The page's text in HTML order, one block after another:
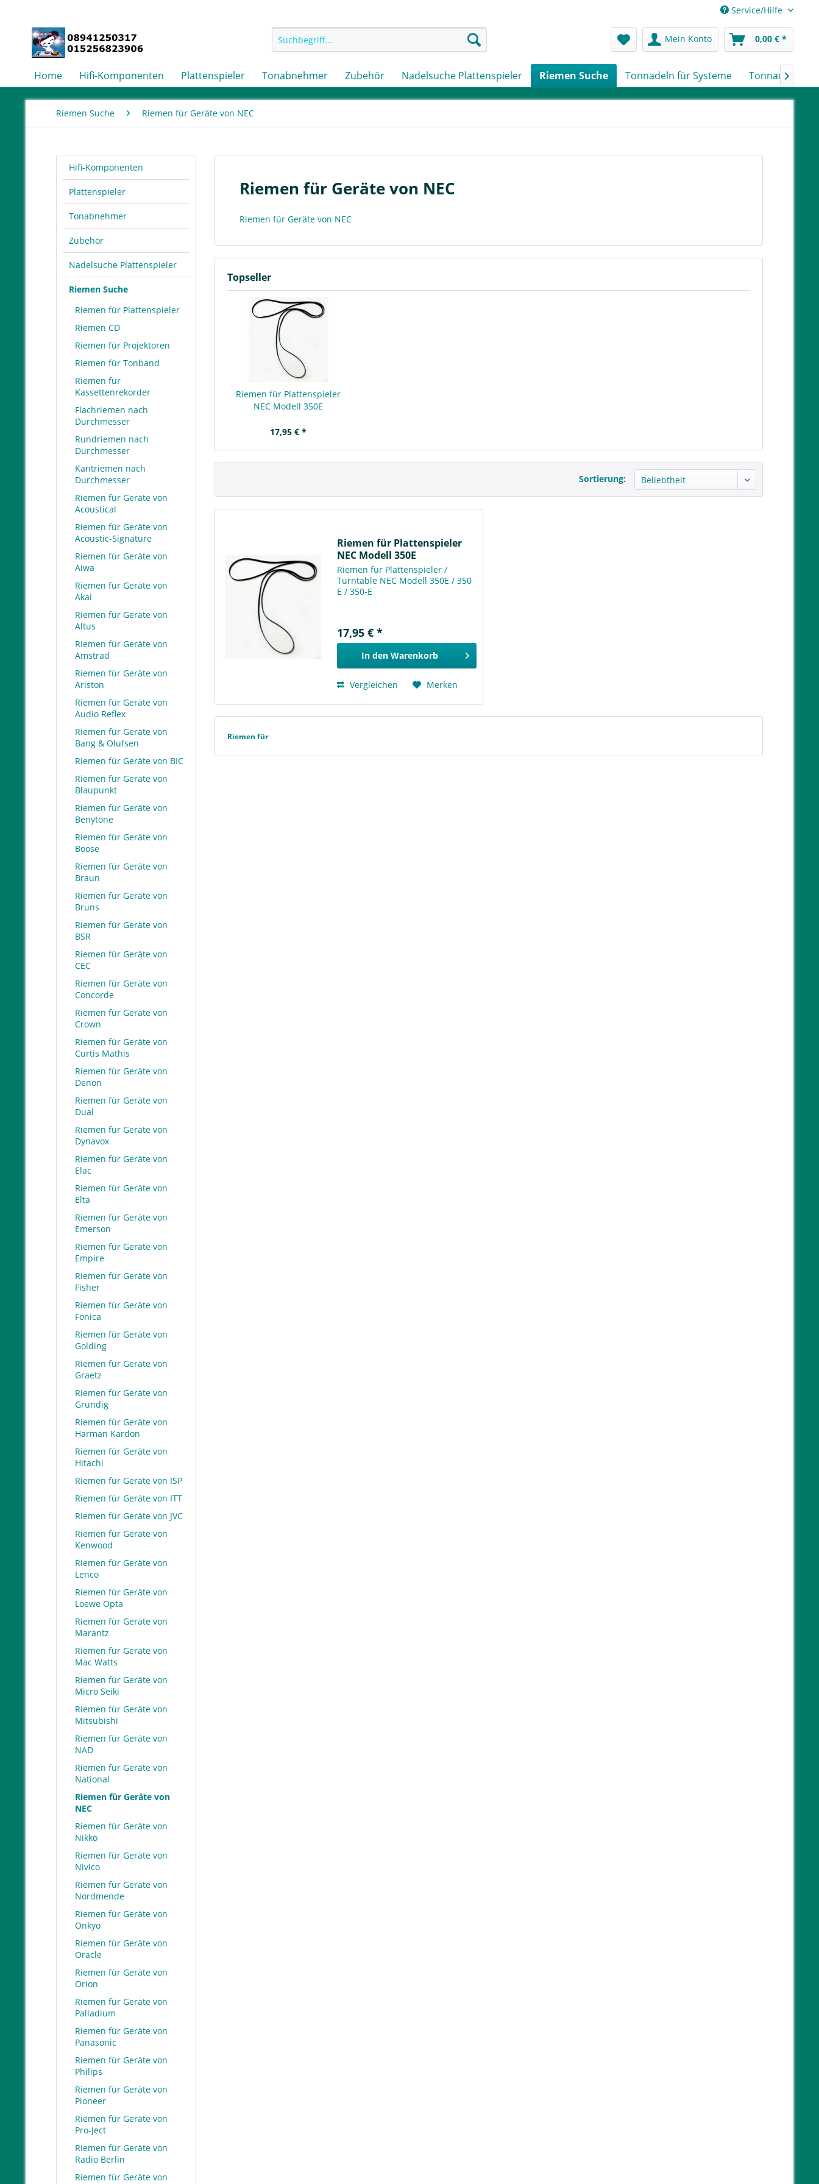
Service/Hilfe
Mein Konto 0,00 € *
Home Hifi-Komponenten Plattenspieler Tonabnehmer Zubehör Nadelsuche Plattenspieler Riemen Suche Tonnadeln für Systeme Tonnadeln

Riemen Suche Riemen für Geräte von NEC
Hifi-Komponenten
Plattenspieler
Tonabnehmer
Zubehör
Nadelsuche Plattenspieler
Riemen Suche
Riemen für Plattenspieler
Riemen CD
Riemen für Projektoren
Riemen für Tonband
Riemen für
Kassettenrekorder
Flachriemen nach
Durchmesser
Rundriemen nach
Durchmesser
Kantriemen nach
Durchmesser
Riemen für Geräte von
Acoustical
Riemen für Geräte von
Acoustic-Signature
Riemen für Geräte von
Aiwa
Riemen für Geräte von
Akai
Riemen für Geräte von
Altus
Riemen für Geräte von
Amstrad
Riemen für Geräte von
Ariston
Riemen für Geräte von
Audio Reflex
Riemen für Geräte von
Bang & Olufsen
Riemen für Geräte von BIC
Riemen für Geräte von
Blaupunkt
Riemen für Geräte von
Benytone
Riemen für Geräte von
Boose
Riemen für Geräte von
Braun
Riemen für Geräte von
Bruns
Riemen für Geräte von
BSR
Riemen für Geräte von
CEC
Riemen für Geräte von
Concorde
Riemen für Geräte von
Crown
Riemen für Geräte von
Curtis Mathis
Riemen für Geräte von
Denon
Riemen für Geräte von
Dual
Riemen für Geräte von
Dynavox
Riemen für Geräte von
Elac
Riemen für Geräte von
Elta
Riemen für Geräte von
Emerson
Riemen für Geräte von
Empire
Riemen für Geräte von
Fisher
Riemen für Geräte von
Fonica
Riemen für Geräte von
Golding
Riemen für Geräte von
Graetz
Riemen für Geräte von
Grundig
Riemen für Geräte von
Harman Kardon
Riemen für Geräte von
Hitachi
Riemen für Geräte von ISP
Riemen für Geräte von ITT
Riemen für Geräte von JVC
Riemen für Geräte von
Kenwood
Riemen für Geräte von
Lenco
Riemen für Geräte von
Loewe Opta
Riemen für Geräte von
Marantz
Riemen für Geräte von
Mac Watts
Riemen für Geräte von
Micro Seiki
Riemen für Geräte von
Mitsubishi
Riemen für Geräte von
NAD
Riemen für Geräte von
National
Riemen für Geräte von
NEC
Riemen für Geräte von
Nikko
Riemen für Geräte von
Nivico
Riemen für Geräte von
Nordmende
Riemen für Geräte von
Onkyo
Riemen für Geräte von
Oracle
Riemen für Geräte von
Orion
Riemen für Geräte von
Palladium
Riemen für Geräte von
Panasonic
Riemen für Geräte von
Philips
Riemen für Geräte von
Pioneer
Riemen für Geräte von
Pro-Ject
Riemen für Geräte von
Radio Berlin
Riemen für Geräte von
Riemen für Geräte von NEC
Riemen für Geräte von NEC
Topseller
Riemen für Plattenspieler
NEC Modell 350E
17,95 € *
Sortierung:
Riemen für Plattenspieler
NEC Modell 350E
Riemen für Plattenspieler /
Turntable NEC Modell 350E / 350
E / 350-E
17,95 € *
In den Warenkorb
Vergleichen Merken
Riemen für